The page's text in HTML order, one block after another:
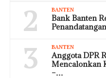
2 BANTEN
Bank Banten
3 BANTEN
Anggota DPR
Mencalonkan
–…